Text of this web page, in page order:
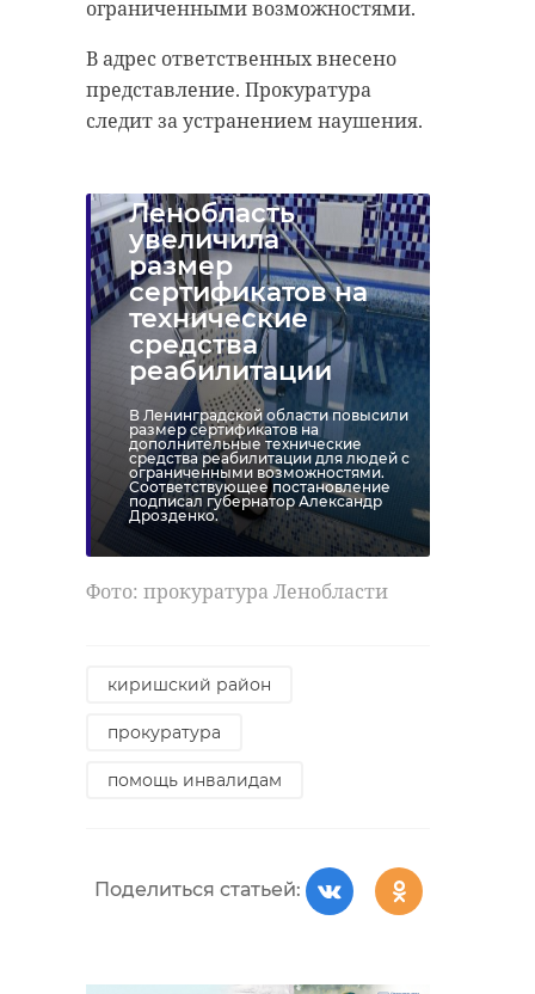
ограниченными возможностями.
В адрес ответственных внесено
представление. Прокуратура
следит за устранением наушения.
Ленобласть
увеличила
размер
сертификатов на
технические
средства
реабилитации
В Ленинградской области повысили
размер сертификатов на
дополнительные технические
средства реабилитации для людей с
ограниченными возможностями.
Соответствующее постановление
подписал губернатор Александр
Дрозденко.
Фото: прокуратура Ленобласти
киришский район
прокуратура
помощь инвалидам
Поделиться статьей: